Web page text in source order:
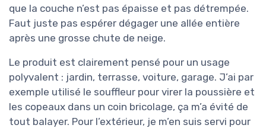
que la couche n’est pas épaisse et pas détrempée.
Faut juste pas espérer dégager une allée entière
après une grosse chute de neige.
Le produit est clairement pensé pour un usage
polyvalent : jardin, terrasse, voiture, garage. J’ai par
exemple utilisé le souffleur pour virer la poussière et
les copeaux dans un coin bricolage, ça m’a évité de
tout balayer. Pour l’extérieur, je m’en suis servi pour